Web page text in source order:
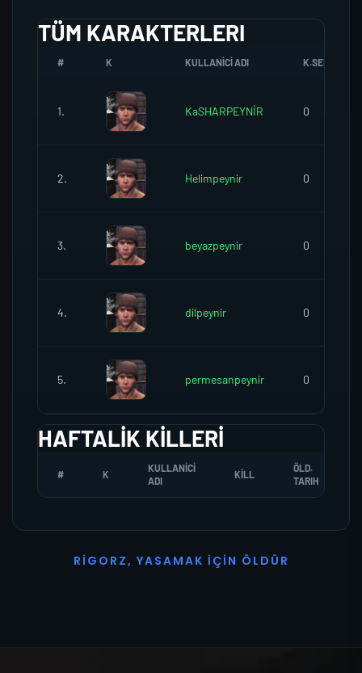
TÜM KARAKTERLERI
# K KULLANICI ADI K.SEREFI
1. KaSHARPEYNİR 0
2. Helimpeynir 0
3. beyazpeynir 0
4. dilpeynir 0
5. permesanpeynir 0
HAFTALIK KILLERI
# K
KULLANICI
ADI
KILL
ÖLD.
TARIH
R I G O R Z, YASAMAK İ ÇI N Ö L D Ü R